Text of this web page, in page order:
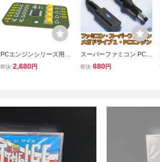
PCエンジンシリーズ用
RGB/SYNCアンプ （4.0
即決 2,680円
スーパーファミコン PCエ
ンジン メガドライブ 1 対
即決 680円